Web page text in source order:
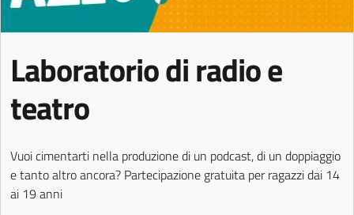
Laboratorio di radio e
teatro
Vuoi cimentarti nella produzione di un podcast, di un doppiaggio
e tanto altro ancora? Partecipazione gratuita per ragazzi dai 14
ai 19 anni